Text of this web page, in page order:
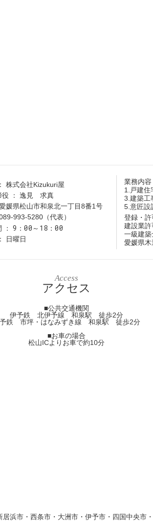
株式会社Kizukuri屋
役
逸見 求真
媛県松山市和泉北一丁目8番1号
993-5280（代表）
9：00～18：00
日曜日
業務内容
1.戸建住
3.建築工
5.意匠設
登録・許
建設業
一級建
愛媛県
Access
アクセス
■公共交通機関
伊予鉄 北伊予線 和泉駅 徒歩2分
鉄 市坪・はなみずき線 和泉駅 徒歩2分
■お車の場合
松山ICよりお車で約10分
浜市・西条市・大洲市・伊予市・四国中央市